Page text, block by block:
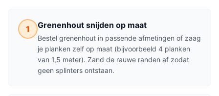
1 Grenenhout snijden op maat
Bestel grenenhout in passende afmetingen of zaag
je planken zelf op maat (bijvoorbeeld 4 planken
van 1,5 meter). Zand de rauwe randen af zodat
geen splinters ontstaan.